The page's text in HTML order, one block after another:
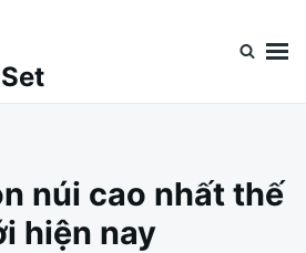
núi cao nhất thế
hiện nay